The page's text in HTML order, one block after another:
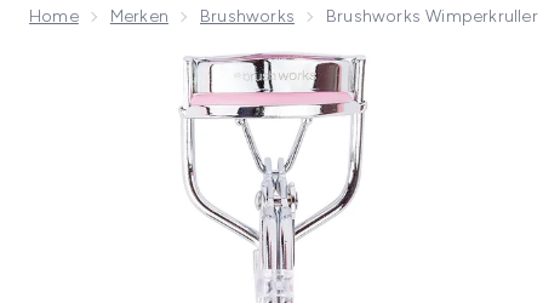
Home Merken Brushworks Brushworks Wimperkruller
Now showing image 1 brushworks Wimperkruller